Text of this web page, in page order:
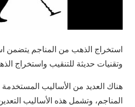
استخراج الذهب من المناجم يتضمن
وتقنيات حديثة للتنقيب واستخراج
هناك العديد من الأساليب
المناجم، وتشمل هذه الأساليب